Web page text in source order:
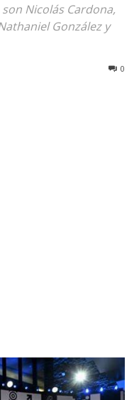
Nicolás Cardona,
González y
0